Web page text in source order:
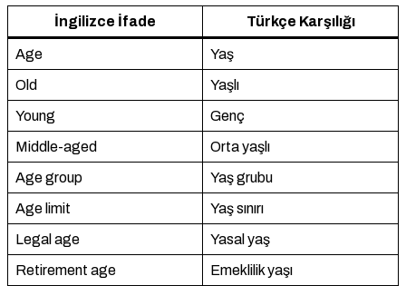
İngilizce İfade Türkçe Karşılığı
Age
Yaş
Old
Yaşlı
Young
Genç
Middle-aged
Orta yaşlı
Age group
Yaş grubu
Age limit
Yaş sınırı
Legal age
Yasal yaş
Retirement age
Emeklilik yaşı